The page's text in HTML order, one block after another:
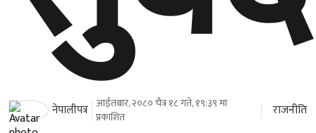
नेपालीपत्र आईतबार, २०८० चैत्र १८ गते, १९:३९ मा
प्रकाशित
राजनीति